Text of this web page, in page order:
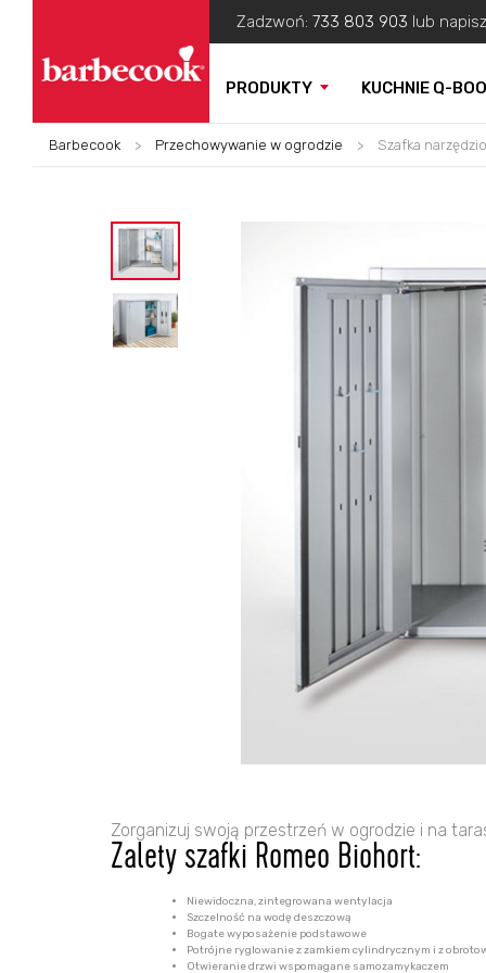
Zadzwoń: 733 803 903 lub
PRODUKTY KUCHNIE Q-BOO
Barbecook > Przechowywanie w ogrodzie > Szafka
Zorganizuj swoją przestrzeń w ogrodzie i na
Zalety szafki Romeo Biohort:
Niewidoczna, zintegrowana wentylacja
Szczelność na wodę deszczową
Bogate wyposażenie podstawowe
Potrójne ryglowanie z zamkiem cylindrycznym i z
Otwieranie drzwi wspomagane samozamykaczem